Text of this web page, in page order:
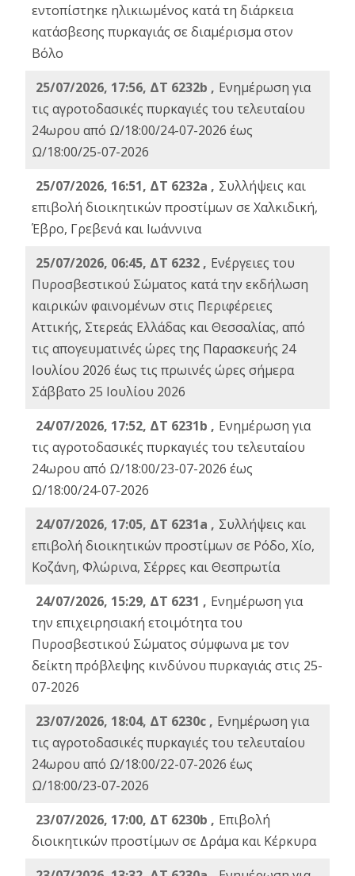
εντοπίστηκε ηλικιωμένος κατά τη διάρκεια
κατάσβεσης πυρκαγιάς σε διαμέρισμα στον
Βόλο
25/07/2026, 17:56, ΔΤ 6232b , Ενημέρωση για
τις αγροτοδασικές πυρκαγιές του τελευταίου
24ωρου από Ω/18:00/24-07-2026 έως
Ω/18:00/25-07-2026
25/07/2026, 16:51, ΔΤ 6232a , Συλλήψεις και
επιβολή διοικητικών προστίμων σε Χαλκιδική,
Έβρο, Γρεβενά και Ιωάννινα
25/07/2026, 06:45, ΔΤ 6232 , Ενέργειες του
Πυροσβεστικού Σώματος κατά την εκδήλωση
καιρικών φαινομένων στις Περιφέρειες
Αττικής, Στερεάς Ελλάδας και Θεσσαλίας, από
τις απογευματινές ώρες της Παρασκευής 24
Ιουλίου 2026 έως τις πρωινές ώρες σήμερα
Σάββατο 25 Ιουλίου 2026
24/07/2026, 17:52, ΔΤ 6231b , Ενημέρωση για
τις αγροτοδασικές πυρκαγιές του τελευταίου
24ωρου από Ω/18:00/23-07-2026 έως
Ω/18:00/24-07-2026
24/07/2026, 17:05, ΔΤ 6231a , Συλλήψεις και
επιβολή διοικητικών προστίμων σε Ρόδο, Χίο,
Κοζάνη, Φλώρινα, Σέρρες και Θεσπρωτία
24/07/2026, 15:29, ΔΤ 6231 , Ενημέρωση για
την επιχειρησιακή ετοιμότητα του
Πυροσβεστικού Σώματος σύμφωνα με τον
δείκτη πρόβλεψης κινδύνου πυρκαγιάς στις 25-
07-2026
23/07/2026, 18:04, ΔΤ 6230c , Ενημέρωση για
τις αγροτοδασικές πυρκαγιές του τελευταίου
24ωρου από Ω/18:00/22-07-2026 έως
Ω/18:00/23-07-2026
23/07/2026, 17:00, ΔΤ 6230b , Επιβολή
διοικητικών προστίμων σε Δράμα και Κέρκυρα